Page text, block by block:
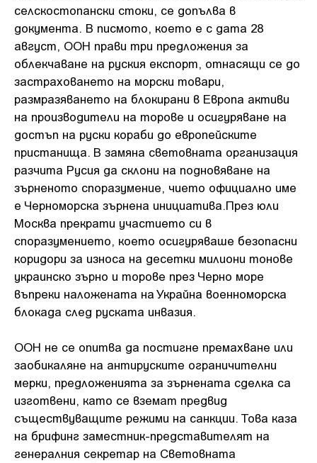
селскостопански стоки, се допълва в
документа. В писмото, което е с дата 28
август, ООН прави три предложения за
облекчаване на руския експорт, отнасящи се до
застраховането на морски товари,
размразяването на блокирани в Европа активи
на производители на торове и осигуряване на
достъп на руски кораби до европейските
пристанища. В замяна световната организация
разчита Русия да склони на подновяване на
зърненото споразумение, чието официално име
е Черноморска зърнена инициатива.През юли
Москва прекрати участието си в
споразумението, което осигуряваше безопасни
коридори за износа на десетки милиони тонове
украинско зърно и торове през Черно море
въпреки наложената на Украйна военноморска
блокада след руската инвазия.
ООН не се опитва да постигне премахване или
заобикаляне на антируските ограничителни
мерки, предложенията за зърнената сделка са
изготвени, като се вземат предвид
съществуващите режими на санкции. Това каза
на брифинг заместник-представителят на
генералния секретар на Световната